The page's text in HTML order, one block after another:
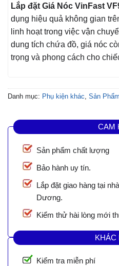
Lắp đặt Giá Nóc VinFast
dụng hiệu quả không gian
linh hoạt trong việc vận
dung tích chứa đồ, giá nóc
trọng và phong cách cho
Danh mục: Phụ kiện khác, Sản
CAM
Sản phẩm chất lượng
Bảo hành uy tín.
Lắp đặt giao hàng tại
Dương.
Kiểm thử hài lòng mới
KHÁC
Kiểm tra miễn phí